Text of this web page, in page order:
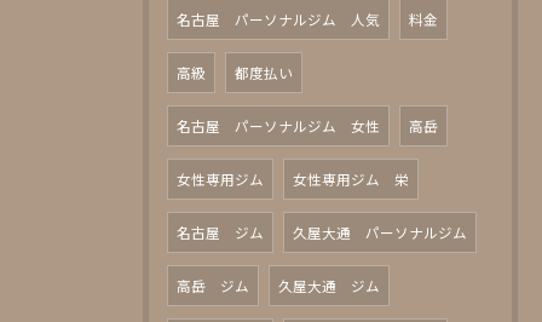
名古屋 パーソナルジム 人気 料金
高級 都度払い
名古屋 パーソナルジム 女性 高岳
女性専用ジム 女性専用ジム 栄
名古屋 ジム 久屋大通 パーソナルジム
高岳 ジム 久屋大通 ジム